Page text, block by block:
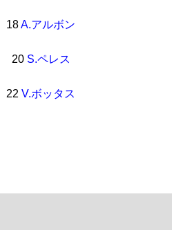
18A.アルボン
20 S.ペレス
22 V.ボッタス